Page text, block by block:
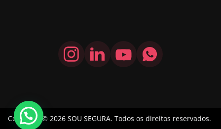
Copyright © 2026 SOU SEGURA. Todos os direitos reservados.